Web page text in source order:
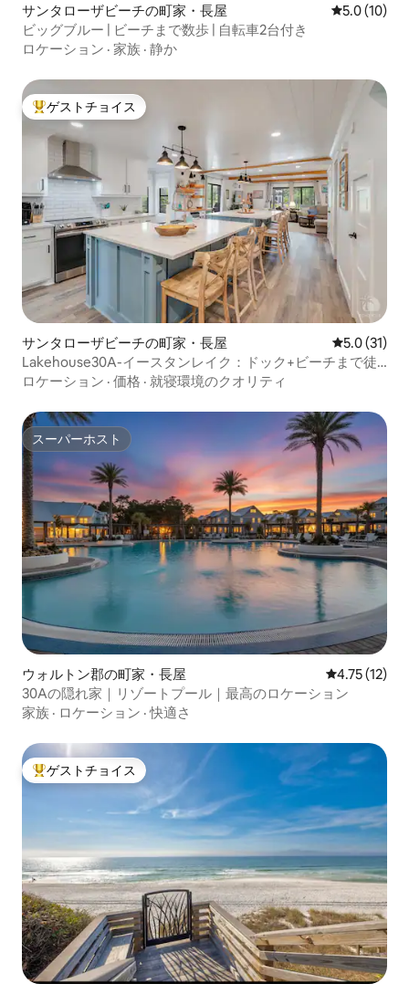
サンタローザビーチの町家・長屋 レビュー10
5.0 (10)
ビッグブルー | ビーチまで数歩 | 自転車2台付き
ロケーション · 家族 · 静か
大好評のゲストチョイスです。
ゲストチョイス
サンタローザビーチの町家・長屋 レビュー31
5.0 (31)
Lakehouse30A-イースタンレイク：ドック+ビーチまで徒
歩圏内
ロケーション · 価格 · 就寝環境のクオリティ
スーパーホスト
スーパーホスト
ウォルトン郡の町家・長屋 レビュー12
4.75 (12)
30Aの隠れ家｜リゾートプール｜最高のロケーション
家族 · ロケーション ·快適さ
大好評のゲストチョイスです。
ゲストチョイス